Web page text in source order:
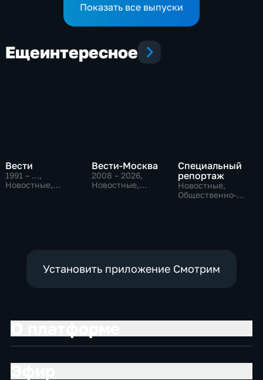
Показать все выпуски
Ещеинтересное
Вести
1991 – …,
Новостные,
Вести-Москва
2008 – 2026,
Новостные,
Специальный
репортаж
Новостные,
Общественно-
Установить приложение Смотрим